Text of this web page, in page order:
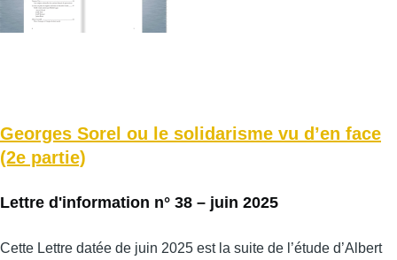
Georges Sorel ou le solidarisme vu d’en face
(2e partie)
Lettre d'information n° 38 – juin 2025
Cette Lettre datée de juin 2025 est la suite de l’étude d’Albert